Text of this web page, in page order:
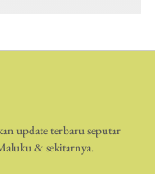
update terbaru seputar
& sekitarnya.